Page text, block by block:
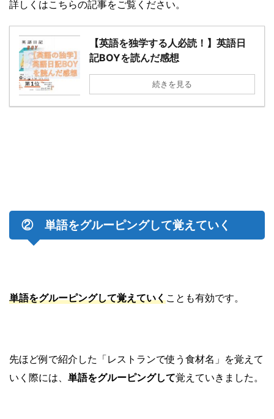
詳しくはこちらの記事をご覧ください。
【英語を独学する人必読！】英語日
記BOYを読んだ感想
続きを見る
② 単語をグルーピングして覚えていく
単語をグルーピングして覚えていくことも有効です。
先ほど例で紹介した「レストランで使う食材名」を覚えて
いく際には、 単語をグルーピングして覚えていきました。